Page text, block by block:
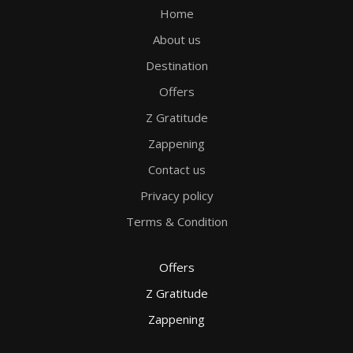
Home
About us
Destination
Offers
Z Gratitude
Zappening
Contact us
Privacy policy
Terms & Condition
Offers
Z Gratitude
Zappening